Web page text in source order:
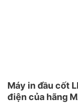
Máy in đầu cốt
điện của hãng